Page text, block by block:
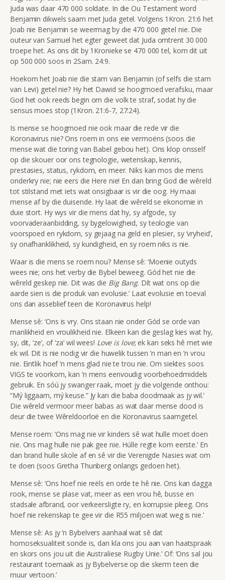
Juda was daar 470 000 soldate. In die Ou Testament word
Benjamin dikwels saam met Juda getel. Volgens 1Kron. 21:6 het
Joab nie Benjamin se weermag by die 470 000 getel nie. Die
outeur van Samuel het egter geweet dat Juda omtrent 30 000
troepe het. As ons dit by 1Kronieke se 470 000 tel, kom dit uit
op 500 000 soos in 2Sam. 24:9.
Hoekom het Joab nie die stam van Benjamin (of selfs die stam
van Levi) getel nie? Hy het Dawid se hoogmoed verafsku, maar
God het ook reeds begin om die volk te straf, sodat hy die
sensus moes stop (1Kron. 21:6-7, 27:24).
Is mense se hoogmoed nie ook maar die rede vir die
Koronavirus nie? Ons roem in ons eie vermoëns (soos die
mense wat die toring van Babel gebou het). Ons klop onsself
op die skouer oor ons tegnologie, wetenskap, kennis,
prestasies, status, rykdom, en meer. Niks kan mos die mens
onderkry nie; nie eers die Here nie! En dan bring God die wêreld
tot stilstand met iets wat onsigbaar is vir die oog. Hy maai
mense af by die duisende. Hy laat die wêreld se ekonomie in
duie stort. Hy wys vir die mens dat hy, sy afgode, sy
voorvaderaanbidding, sy bygelowigheid, sy teologie van
voorspoed en rykdom, sy gejaag na geld en plesier, sy ‘vryheid’,
sy onafhanklikheid, sy kundigheid, en sy roem niks is nie.
Waar is die mens se roem nou? Mense sê: ‘Moenie outyds
wees nie; ons het verby die Bybel beweeg. Gód het nie die
wêreld geskep nie. Dit was die Big Bang. Dít wat ons op die
aarde sien is die produk van evolusie.’ Laat evolusie en toeval
ons dan asseblief teen die Koronavirus help!
Mense sê: ‘Ons is vry. Ons staan nie onder Gód se orde van
manlikheid en vroulikheid nie. Elkeen kan die geslag kies wat hy,
sy, dit, ‘ze’, of ‘za’ wil wees! Love is love; ek kan seks hê met wie
ek wil. Dit is nie nodig vir die huwelik tussen ’n man en ’n vrou
nie. Eintlik hoef ’n mens glad nie te trou nie. Om siektes soos
VIGS te voorkom, kan ’n mens eenvoudig voorbehoedmiddels
gebruik. En sóú jy swanger raak, moet jy die volgende onthou:
“Mý liggaam, mý keuse.” Jy kan die baba doodmaak as jy wil.’
Die wêreld vermoor meer babas as wat daar mense dood is
deur die twee Wêreldoorloë en die Koronavirus saamgetel.
Mense roem: ‘Ons mag nie vir kinders sê wat hulle moet doen
nie. Ons mag hulle nie pak gee nie. Húlle regte kom eerste.’ En
dan brand hulle skole af en sê vir die Verenigde Nasies wat om
te doen (soos Gretha Thunberg onlangs gedoen het).
Mense sê: ‘Ons hoef nie reëls en orde te hê nie. Ons kan dagga
rook, mense se plase vat, meer as een vrou hê, busse en
stadsale afbrand, oor verkeersligte ry, en korrupsie pleeg. Ons
hoef nie rekenskap te gee vir die R55 miljoen wat weg is nie.’
Mense sê: As jy ’n Bybelvers aanhaal wat sê dat
homoseksualiteit sonde is, dan kla ons jou aan van haatspraak
en skors ons jou uit die Australiese Rugby Unie.’ Of: ‘Ons sal jou
restaurant toemaak as jy Bybelverse op die skerm teen die
muur vertoon.’